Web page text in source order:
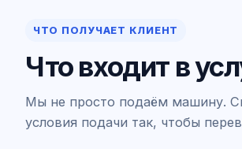
ЧТО ПОЛУЧАЕТ КЛИЕНТ
Что входит в
Мы не просто подаём машину.
условия подачи так, чтобы